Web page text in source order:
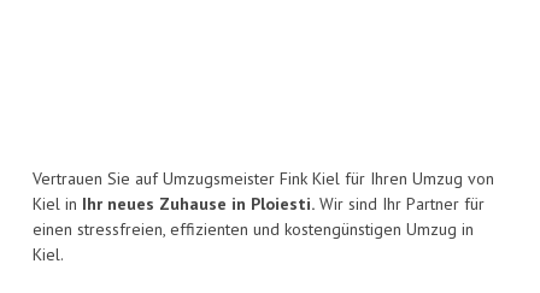
Vertrauen Sie auf Umzugsmeister Fink Kiel für Ihren Umzug von
Kiel in Ihr neues Zuhause in Ploiesti. Wir sind Ihr Partner für
einen stressfreien, effizienten und kostengünstigen Umzug in
Kiel.